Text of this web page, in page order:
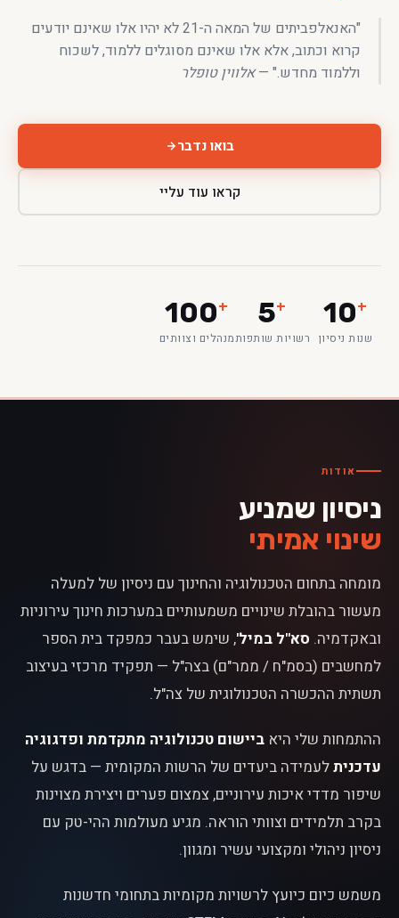
"האנאלפביתים של המאה ה-21 לא יהיו אלו שאינם יודעים
קרוא וכתוב, אלא אלו שאינם מסוגלים ללמוד, לשכוח
וללמוד מחדש." —אלווין טופלר
בואו נדבר
קראו עוד עליי
+
10
שנות ניסיון
+
5
רשויות שותפות
+
100
מנהלים וצוותים
אודות
ניסיון שמניע
שינוי אמיתי
מומחה בתחום הטכנולוגיה והחינוך עם ניסיון של למעלה
מעשור בהובלת שינויים משמעותיים במערכות חינוך עירוניות
ובאקדמיה. סא"ל במיל', שימש בעבר כמפקד בית הספר
למחשבים (בסמ"ח / ממר"ם) בצה"ל — תפקיד מרכזי בעיצוב
תשתית ההכשרה הטכנולוגית של צה"ל.
ההתמחות שלי היא ביישום טכנולוגיה מתקדמת ופדגוגיה
עדכניתלעמידה ביעדים של הרשות המקומית — בדגש על
שיפור מדדי איכות עירוניים, צמצום פערים ויצירת מצוינות
בקרב תלמידים וצוותי הוראה. מגיע מעולמות ההי-טק עם
ניסיון ניהולי ומקצועי עשיר ומגוון.
משמש כיום כיועץ לרשויות מקומיות בתחומי חדשנות